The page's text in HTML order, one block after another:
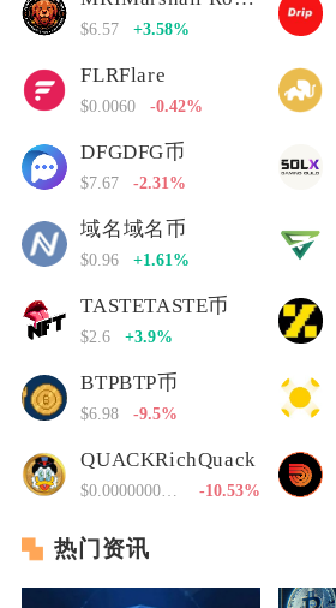
$6.57 +3.58%
FLRFlare
$0.0060 -0.42%
DFGDFG币
$7.67 -2.31%
域名域名币
$0.96 +1.61%
TASTETASTE币
$2.6 +3.9%
BTPBTP币
$6.98 -9.5%
QUACKRichQuack
$0.00000000000 -10.53%
热门资讯